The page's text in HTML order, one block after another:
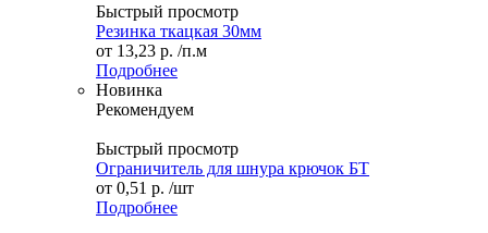
Быстрый просмотр
Резинка ткацкая 30мм
от 13,23 р. /п.м
Подробнее
Новинка
Рекомендуем
Быстрый просмотр
Ограничитель для шнура крючок БТ
от 0,51 р. /шт
Подробнее